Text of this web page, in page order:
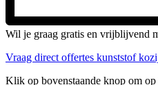
Wil je graag gratis en vrijblijvend
Vraag direct offertes kunststof
Klik op bovenstaande knop om op